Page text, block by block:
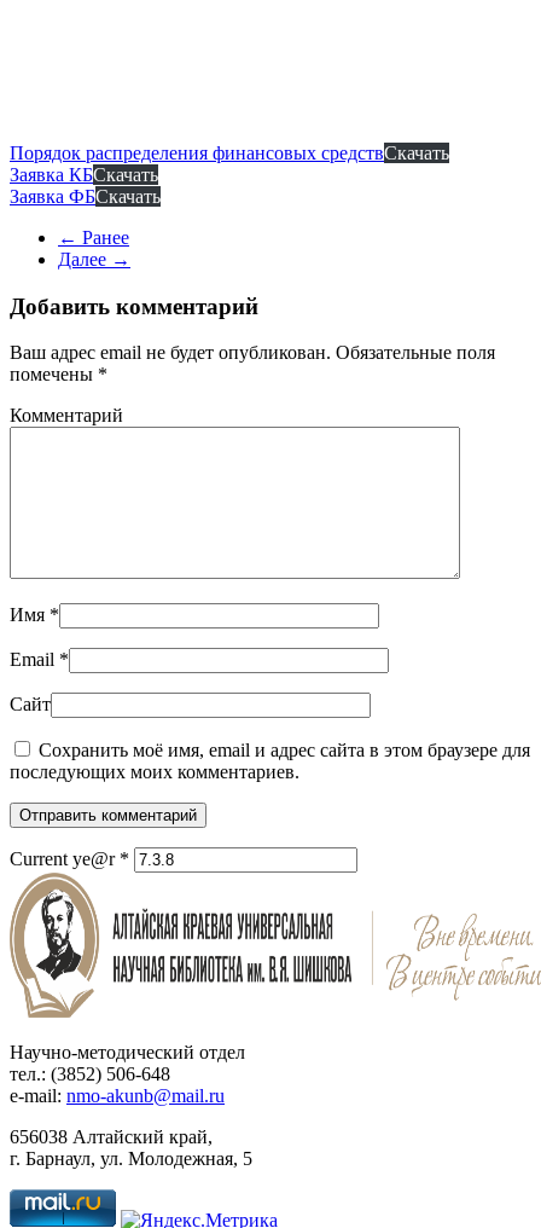
Порядок распределения финансовых средствСкачать
Заявка КБСкачать
Заявка ФБСкачать
← Ранее
Далее →
Добавить комментарий
Ваш адрес email не будет опубликован. Обязательные поля
помечены *
Комментарий
Имя *
Email *
Сайт
Сохранить моё имя, email и адрес сайта в этом браузере для
последующих моих комментариев.
Отправить комментарий
Current ye@r *
Научно-методический отдел
тел.: (3852) 506-648
e-mail: nmo-akunb@mail.ru
656038 Алтайский край,
г. Барнаул, ул. Молодежная, 5